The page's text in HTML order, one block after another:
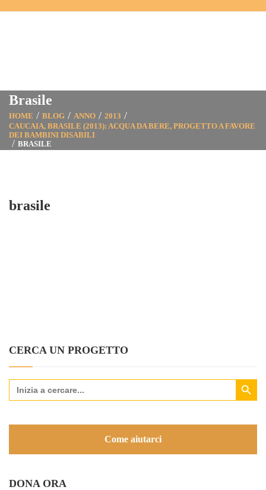
Brasile
HOME BLOG ANNO
2013
CAUCAIA, BRASILE (2013): ACQUA DA BERE, PROGETTO A FAVORE
DEI BAMBINI DISABILI
BRASILE
brasile
CERCA UN PROGETTO
Search
for:
Search Button
Come aiutarci
DONA ORA